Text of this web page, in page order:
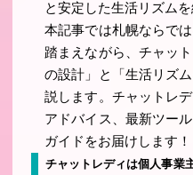
と安定した生活リズム
本記事では札幌ならで
踏まえながら、チャッ
の設計」と「生活リズ
説します。チャットレ
アドバイス、最新ツー
ガイドをお届けします！
チャットレディは個人事業